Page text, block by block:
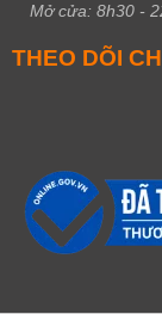
Mở cửa: 8h30 -
THEO DÕI